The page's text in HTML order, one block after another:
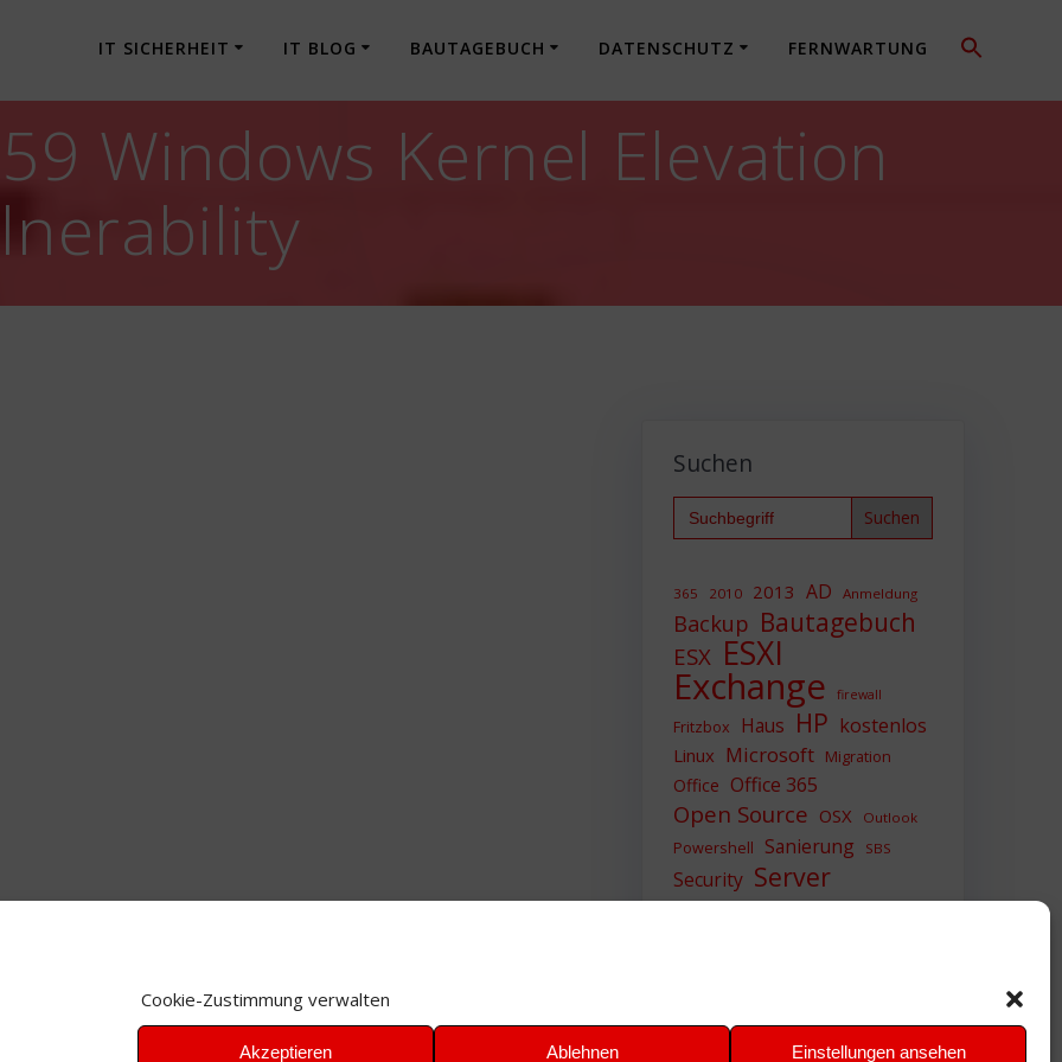
Cookie-Zustimmung verwalten
Akzeptieren Ablehnen Einstellungen ansehen
IT SICHERHEIT IT BLOG BAUTAGEBUCH DATENSCHUTZ FERNWARTUNG
Windows Kernel Elevation
Suchen
Search
for:
365 2010 2013 AD Anmeldung
Backup Bautagebuch
ESX ESXI
Exchange firewall
Fritzbox Haus HP kostenlos
Linux Microsoft Migration
Office Office 365
Open Source OSX Outlook
Powershell Sanierung SBS
Security Server
Sicherheit SIEM
VMWare VPN WAZUH